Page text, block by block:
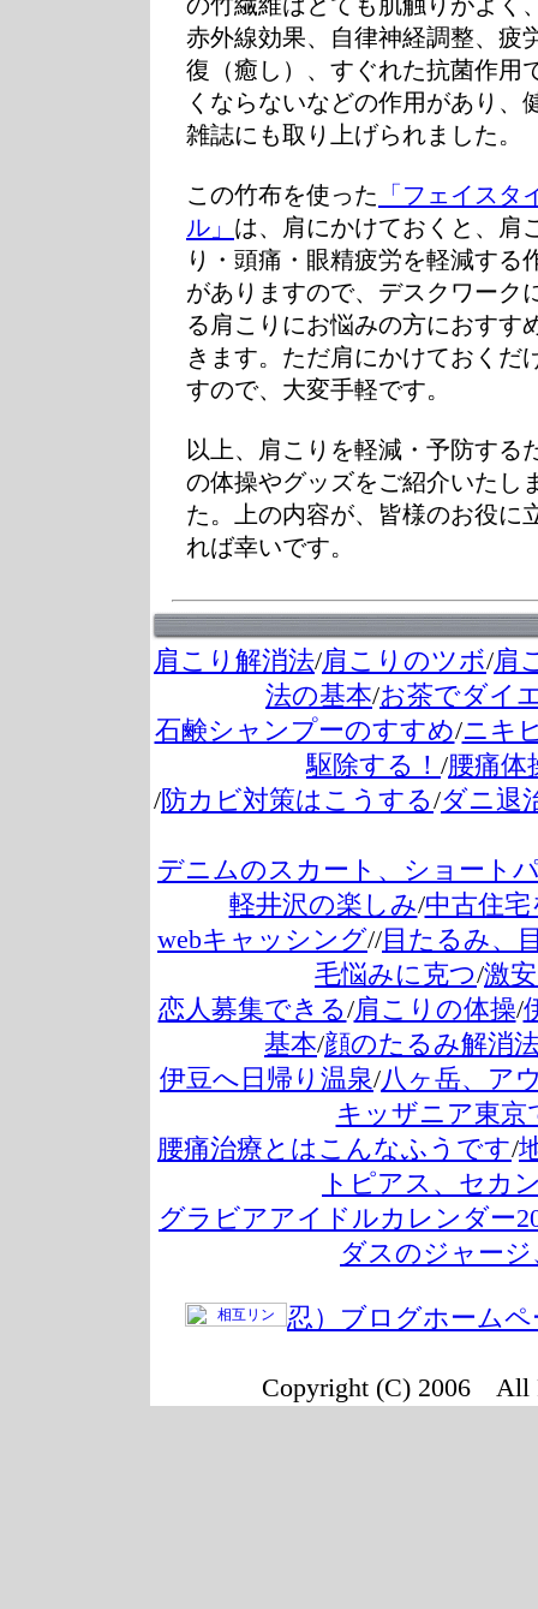
赤外線効果、自律神経調整、疲
復（癒し）、すぐれた抗菌作用
くならないなどの作用があり、
雑誌にも取り上げられました。
この竹布を使った 「フェイスタ
ル」 は、肩にかけておくと、肩
り・頭痛・眼精疲労を軽減する
がありますので、デスクワーク
る肩こりにお悩みの方におすす
きます。ただ肩にかけておくだ
すので、大変手軽です。
以上、肩こりを軽減・予防する
の体操やグッズをご紹介いたし
た。上の内容が、皆様のお役に
れば幸いです。
肩こり解消法/肩こりのツボ/肩
法の基本/お茶でダイ
石鹸シャンプーのすすめ/ニキ
駆除する！ /腰痛体
/防カビ対策はこうする/ダニ退
デニムのスカート、ショート
軽井沢の楽しみ/中古住
webキャッシング//目たるみ、
毛悩みに克つ/激
恋人募集できる/肩こりの体操/
基本/顔のたるみ解消
伊豆へ日帰り温泉/八ヶ岳、ア
キッザニア東京
腰痛治療とはこんなふうです/
トピアス、セカ
グラビアアイドルカレンダー
ダスのジャー
忍）ブログホーム
Copyright (C) 2006 All